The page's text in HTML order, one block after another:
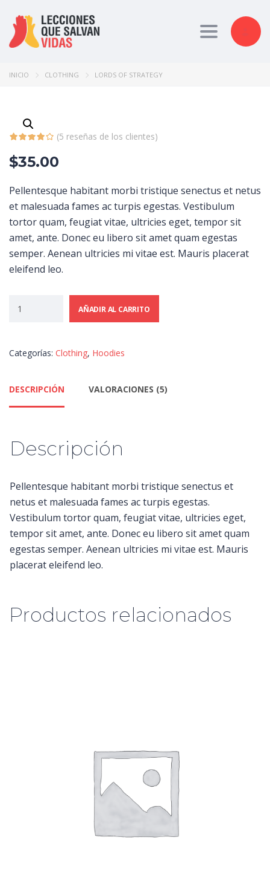
Toggle
INICIO CLOTHING LORDS OF STRATEGY
(5 reseñas de los clientes)
$35.00
Pellentesque habitant morbi tristique senectus et netus
et malesuada fames ac turpis egestas. Vestibulum
tortor quam, feugiat vitae, ultricies eget, tempor sit
amet, ante. Donec eu libero sit amet quam egestas
semper. Aenean ultricies mi vitae est. Mauris placerat
eleifend leo.
AÑADIR AL CARRITO
Categorías: Clothing, Hoodies
DESCRIPCIÓN VALORACIONES (5)
Descripción
Pellentesque habitant morbi tristique senectus et
netus et malesuada fames ac turpis egestas.
Vestibulum tortor quam, feugiat vitae, ultricies eget,
tempor sit amet, ante. Donec eu libero sit amet quam
egestas semper. Aenean ultricies mi vitae est. Mauris
placerat eleifend leo.
Productos relacionados